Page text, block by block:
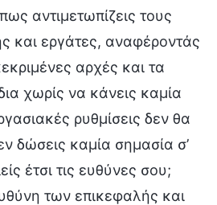
αντιμετωπίζεις τους
και εργάτες, αναφέροντάς
αρχές και τα
χωρίς να κάνεις καμία
ρυθμίσεις δεν θα
δώσεις καμία σημασία σ’
έτσι τις ευθύνες σου;
των επικεφαλής και